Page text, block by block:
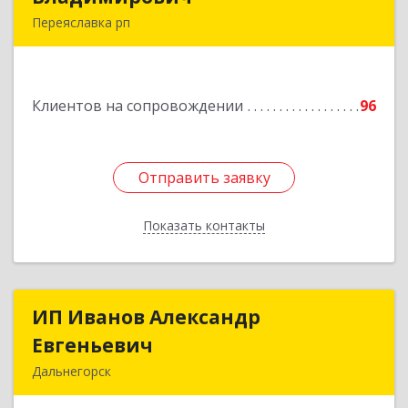
Переяславка рп
Клиентов на сопровождении 96
Отправить заявку
Показать контакты
Подробнее
Отправить заявку
Назад
ИП Иванов Александр
Евгеньевич
Дальнегорск
ИП Иванов Александр